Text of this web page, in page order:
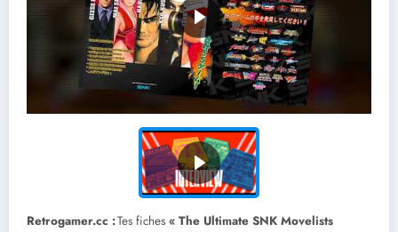
Retrogamer.cc :Tes fiches « The Ultimate SNK Movelists